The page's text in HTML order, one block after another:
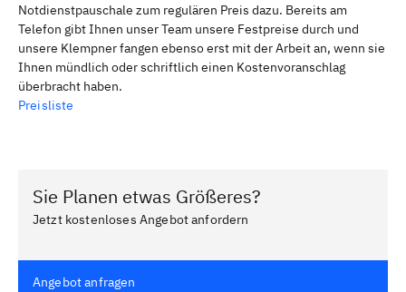
Notdienstpauschale zum regulären Preis dazu. Bereits am
Telefon gibt Ihnen unser Team unsere Festpreise durch und
unsere Klempner fangen ebenso erst mit der Arbeit an, wenn sie
Ihnen mündlich oder schriftlich einen Kostenvoranschlag
überbracht haben.
Preisliste
Sie Planen etwas Größeres?
Jetzt kostenloses Angebot anfordern
Angebot anfragen